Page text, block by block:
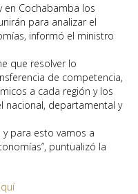
en Cochabamba los
para analizar el
informó el ministro
que resolver lo
de competencia,
a cada región y los
nacional, departamental y
para esto vamos a
puntualizó la